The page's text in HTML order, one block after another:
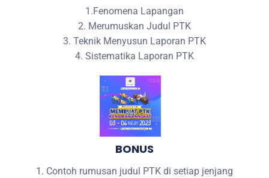
1.Fenomena Lapangan
2. Merumuskan Judul PTK
3. Teknik Menyusun Laporan PTK
4. Sistematika Laporan PTK
BONUS
1. Contoh rumusan judul PTK di setiap jenjang